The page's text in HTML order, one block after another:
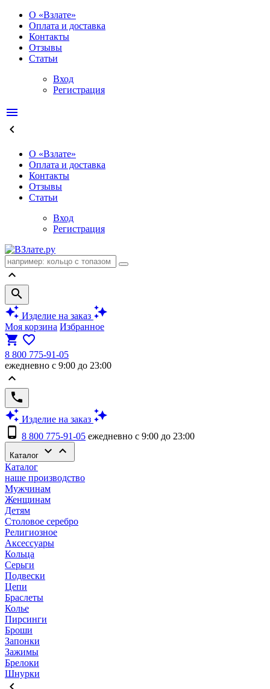
О «Взлате»
Оплата и доставка
Контакты
Отзывы
Статьи
Вход
Регистрация
menu
keyboard_arrow_left
О «Взлате»
Оплата и доставка
Контакты
Отзывы
Статьи
Вход
Регистрация
keyboard_arrow_up
search
auto_awesome Изделие на заказ auto_awesome
Моя корзина Избранное
shopping_cart favorite_border
8 800 775-91-05
ежедневно с 9:00 до 23:00
keyboard_arrow_up
phone
auto_awesome Изделие на заказ auto_awesome
phone_android 8 800 775-91-05 ежедневно с 9:00 до 23:00
Каталог keyboard_arrow_down keyboard_arrow_up
Каталог
наше производство
Мужчинам
Женщинам
Детям
Столовое серебро
Религиозное
Аксессуары
Кольца
Серьги
Подвески
Цепи
Браслеты
Колье
Пирсинги
Броши
Запонки
Зажимы
Брелоки
Шнурки